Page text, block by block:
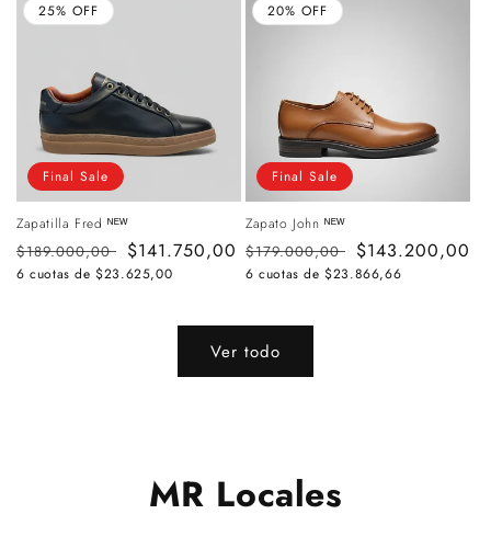
Final Sale
Zapatilla Fred ᴺᴱᵂ
Precio
habitual
$189.000,00 Precio
de
$141.750,00
6 cuotas de $23.625,00
25% OFF
Final Sale
Zapato John ᴺᴱᵂ
Precio
habitual
$179.000,00 Precio
de
$143.200,00
6 cuotas de $23.866,66
20% OFF
Ver todo
MR Locales